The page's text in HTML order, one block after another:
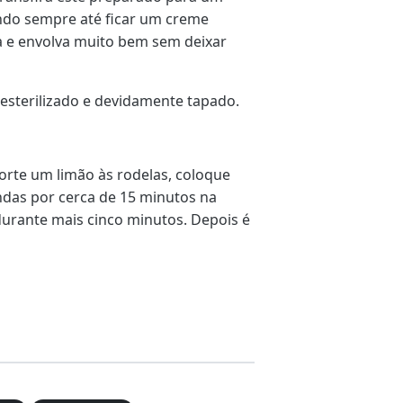
sempre até ficar um creme
envolva muito bem sem deixar
e devidamente tapado.
um limão às rodelas, coloque
por cerca de 15 minutos na
mais cinco minutos. Depois é